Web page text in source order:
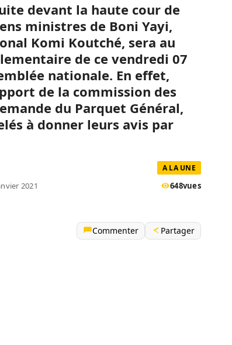
devant la haute cour de
ministres de Boni Yayi,
Komi Koutché, sera au
de ce vendredi 07
nationale. En effet,
de la commission des
du Parquet Général,
à donner leurs avis par
A LA UNE
2021 648vues
Commenter Partager